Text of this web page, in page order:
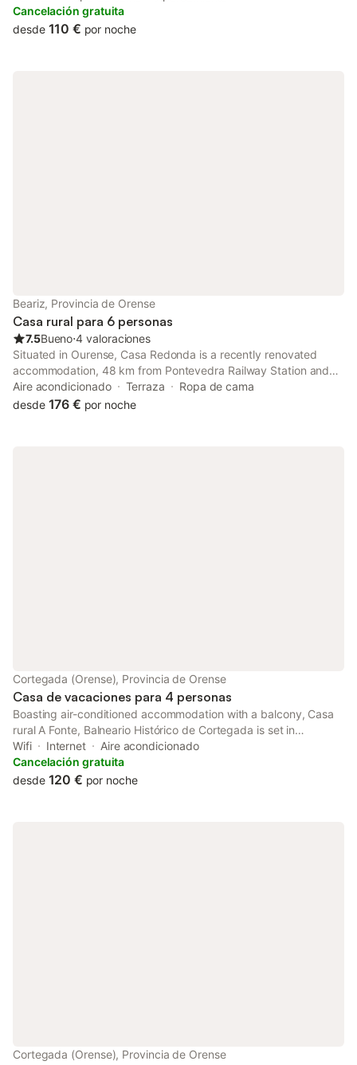
Cancelación gratuita
desde 110 € por noche
Beariz, Provincia de Orense
Casa rural para 6 personas
7.5Bueno⋅4 valoraciones
Situated in Ourense, Casa Redonda is a recently renovated
accommodation, 48 km from Pontevedra Railway Station and
36 km from Pazo da Touza Golf. The property features garden
views, and is 38 km from Feira Internacional de Galicia.
Aire acondicionado Terraza
Ropa de cama
desde 176 € por noche
Cortegada (Orense), Provincia de Orense
Casa de vacaciones para 4 personas
Boasting air-conditioned accommodation with a balcony, Casa
rural A Fonte, Balneario Histórico de Cortegada is set in
Cortegada. With lake views, this accommodation offers a patio.
Wifi Internet
Aire acondicionado
Cancelación gratuita
desde 120 € por noche
Cortegada (Orense), Provincia de Orense